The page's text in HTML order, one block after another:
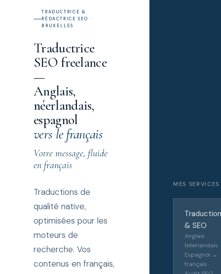
TRADUCTRICE &
RÉDACTRICE SEO ·
BRUXELLES
Traductrice
SEO freelance
—
Anglais,
néerlandais,
espagnol
vers le français
Votre message, fluide
en français
Traductions de
qualité native,
optimisées pour les
moteurs de
recherche. Vos
contenus en français,
MES SERVICES
Traduction
& SEO
Anglais ·
Néerlandais ·
Espagnol →
français ·